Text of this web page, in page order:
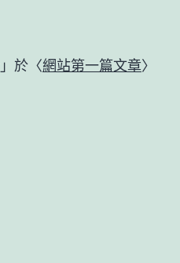
」於〈網站第一篇文章〉